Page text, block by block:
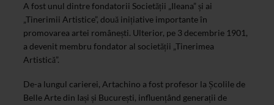
A fost unul dintre fondatorii Societății „Ileana” și ai
„Tinerimii Artistice”, două inițiative importante în
promovarea artei românești. Ulterior, pe 3 decembrie 1901,
a devenit membru fondator al societății „Tinerimea
Artistică”.
De-a lungul carierei, Artachino a fost profesor la Școlile de
Belle Arte din Iași și București, influențând generații de